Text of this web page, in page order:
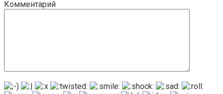
Комментарий